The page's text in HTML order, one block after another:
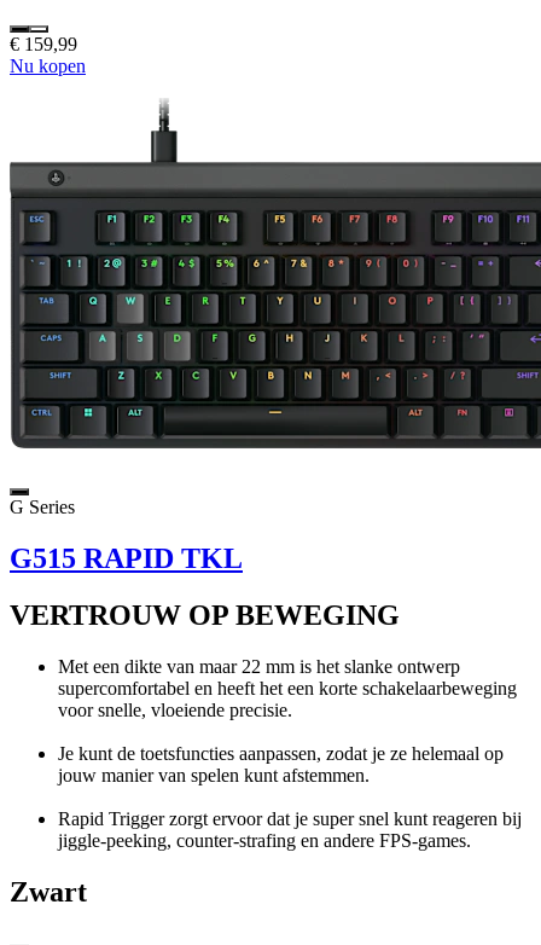
€ 159,99
Nu kopen
G Series
G515 RAPID TKL
VERTROUW OP BEWEGING
Met een dikte van maar 22 mm is het slanke ontwerp
supercomfortabel en heeft het een korte schakelaarbeweging
voor snelle, vloeiende precisie.
Je kunt de toetsfuncties aanpassen, zodat je ze helemaal op
jouw manier van spelen kunt afstemmen.
Rapid Trigger zorgt ervoor dat je super snel kunt reageren bij
jiggle-peeking, counter-strafing en andere FPS-games.
Zwart